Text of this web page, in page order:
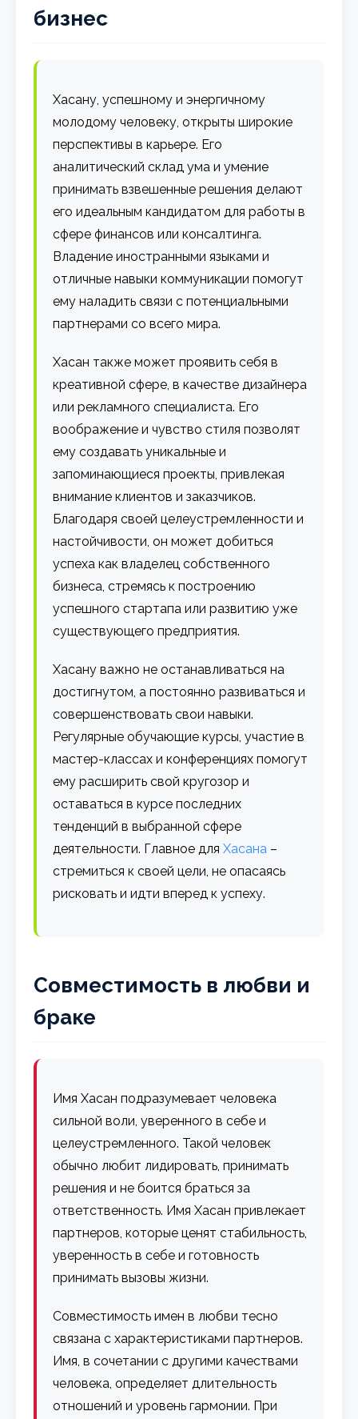
бизнес
Хасану, успешному и энергичному
молодому человеку, открыты широкие
перспективы в карьере. Его
аналитический склад ума и умение
принимать взвешенные решения делают
его идеальным кандидатом для работы в
сфере финансов или консалтинга.
Владение иностранными языками и
отличные навыки коммуникации помогут
ему наладить связи с потенциальными
партнерами со всего мира.
Хасан также может проявить себя в
креативной сфере, в качестве дизайнера
или рекламного специалиста. Его
воображение и чувство стиля позволят
ему создавать уникальные и
запоминающиеся проекты, привлекая
внимание клиентов и заказчиков.
Благодаря своей целеустремленности и
настойчивости, он может добиться
успеха как владелец собственного
бизнеса, стремясь к построению
успешного стартапа или развитию уже
существующего предприятия.
Хасану важно не останавливаться на
достигнутом, а постоянно развиваться и
совершенствовать свои навыки.
Регулярные обучающие курсы, участие в
мастер-классах и конференциях помогут
ему расширить свой кругозор и
оставаться в курсе последних
тенденций в выбранной сфере
деятельности. Главное дляХасана –
стремиться к своей цели, не опасаясь
рисковать и идти вперед к успеху.
Совместимость в любви и
браке
Имя Хасан подразумевает человека
сильной воли, уверенного в себе и
целеустремленного. Такой человек
обычно любит лидировать, принимать
решения и не боится браться за
ответственность. Имя Хасан привлекает
партнеров, которые ценят стабильность,
уверенность в себе и готовность
принимать вызовы жизни.
Совместимость имен в любви тесно
связана с характеристиками партнеров.
Имя, в сочетании с другими качествами
человека, определяет длительность
отношений и уровень гармонии. При